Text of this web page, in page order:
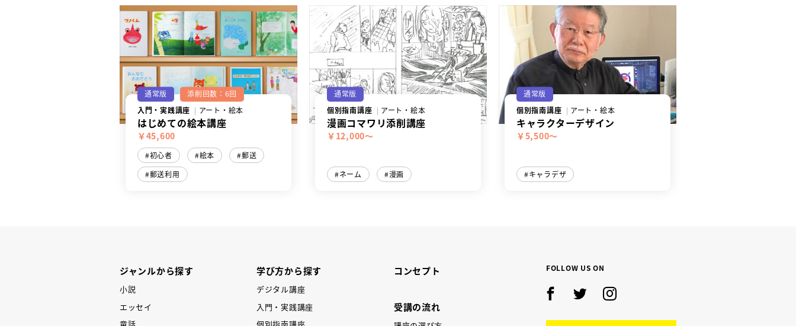
通常版
添削回数：6回
入門・実践講座
アート・絵本
はじめての絵本講座
￥45,600
初心者 絵本
郵送
郵送利用
通常版
個別指南講座
アート・絵本
漫画コマワリ添削講座
￥12,000～
ネーム 漫画
通常版
個別指南講座
アート・絵本
キャラクターデザイン
￥5,500～
キャラデザ
ジャンルから探す
小説
エッセイ
学び方から探す
デジタル講座
入門・実践講座
コンセプト
受講の流れ
FOLLOW US ON